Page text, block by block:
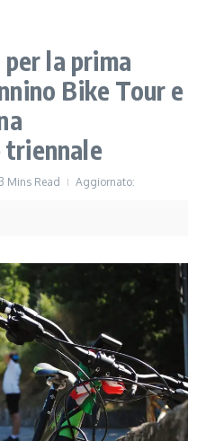
la prima
Bike Tour e
triennale
3 Mins Read Aggiornato: